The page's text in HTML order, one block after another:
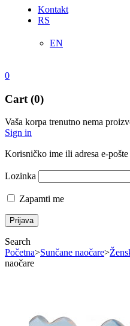
Kontakt
RS
EN
0
Cart (0)
Vaša korpa trenutno nema
Sign in
Korisničko ime ili adresa e-pošte
Lozinka
Zapamti me
Search
Početna>Sunčane naočare>
naočare